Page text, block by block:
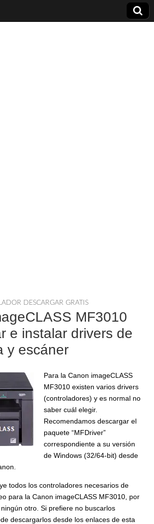
DESCARGAR GRATIS
MF3010
e instalar drivers de
y escáner
Para la Canon imageCLASS
MF3010 existen varios drivers
(controladores) y es normal no
saber cuál elegir.
Recomendamos descargar el
paquete “MFDriver”
correspondiente a su versión
de Windows (32/64-bit) desde
todos los controladores necesarios de
para la Canon imageCLASS MF3010, por
otro. Si prefiere no buscarlos
descargarlos desde los enlaces de esta